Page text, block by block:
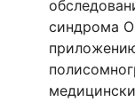
синдрома